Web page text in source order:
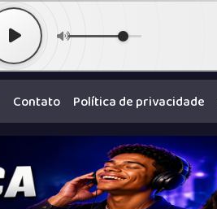
Contato Política de privacidade